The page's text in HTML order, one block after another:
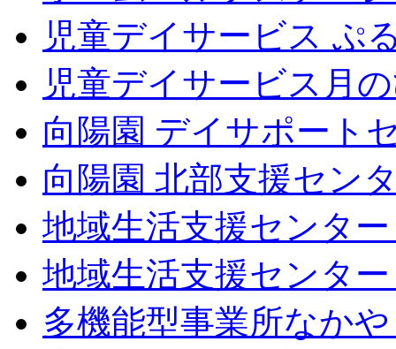
児童デイサービス ぷ
児童デイサービス月
向陽園 デイサポート
向陽園 北部支援セン
地域生活支援センタ
地域生活支援センタ
多機能型事業所なか